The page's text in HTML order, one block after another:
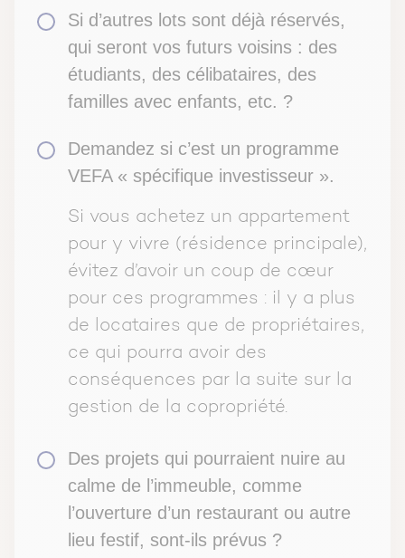
Si d’autres lots sont déjà réservés,
qui seront vos futurs voisins : des
étudiants, des célibataires, des
familles avec enfants, etc. ?
Demandez si c’est un programme
VEFA « spécifique investisseur ».
Si vous achetez un appartement
pour y vivre (résidence principale),
évitez d’avoir un coup de cœur
pour ces programmes : il y a plus
de locataires que de propriétaires,
ce qui pourra avoir des
conséquences par la suite sur la
gestion de la copropriété.
Des projets qui pourraient nuire au
calme de l’immeuble, comme
l’ouverture d’un restaurant ou autre
lieu festif, sont-ils prévus ?